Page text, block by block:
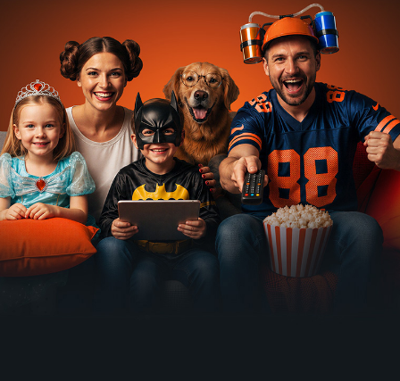
Křesťanský
magazín
2011-2024 | Náboženství
Família
2014-2025 | Docusoap
14 dílů
GEN.sk
2008-2024 | Slavní lidé
37 dílů
Historie.cs
2017-2023 | Historický
Na cestě
po
středním
Nový život
v Nových
20 dílů
Krajinou
vína
Slunce v
Galerijní
ulici